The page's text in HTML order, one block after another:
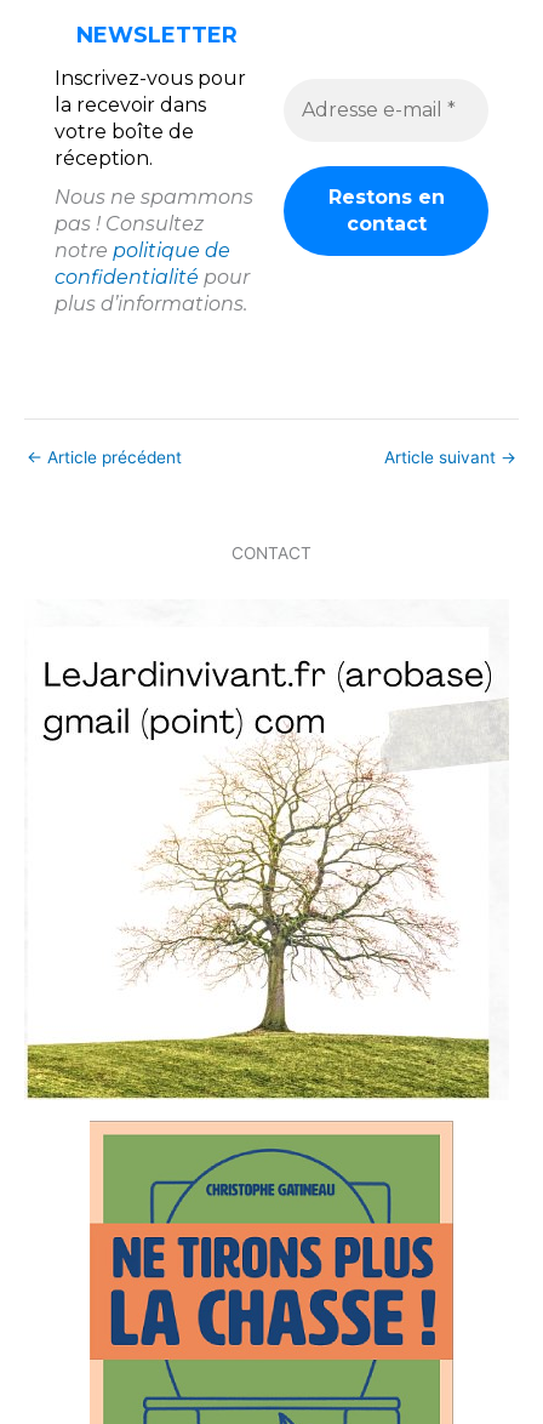
NEWSLETTER
Inscrivez-vous pour
la recevoir dans
votre boîte de
réception.
Nous ne spammons
pas ! Consultez
notre politique de
confidentialité pour
plus d’informations.
← Article précédent Article suivant →
CONTACT